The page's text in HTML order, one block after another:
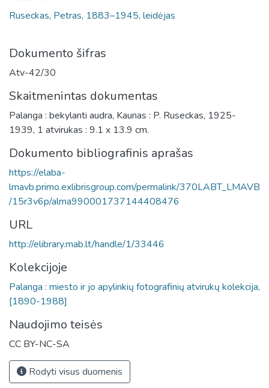
Ruseckas, Petras, 1883–1945, leidėjas
Dokumento šifras
Atv-42/30
Skaitmenintas dokumentas
Palanga : bekylanti audra, Kaunas : P. Ruseckas, 1925-
1939, 1 atvirukas : 9.1 x 13.9 cm.
Dokumento bibliografinis aprašas
https://elaba-
lmavb.primo.exlibrisgroup.com/permalink/370LABT_LMAVB
/15r3v6p/alma990001737144408476
URL
http://elibrary.mab.lt/handle/1/33446
Kolekcijoje
Palanga : miesto ir jo apylinkių fotografinių atvirukų kolekcija,
[1890-1988]
Naudojimo teisės
CC BY-NC-SA
Rodyti visus duomenis